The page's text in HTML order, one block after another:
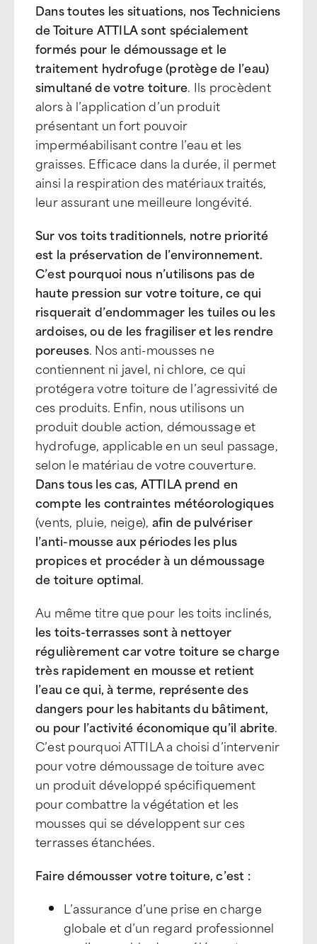
Dans toutes les situations, nos Techniciens
de Toiture ATTILA sont spécialement
formés pour le démoussage et le
traitement hydrofuge (protège de l’eau)
simultané de votre toiture. Ils procèdent
alors à l’application d’un produit
présentant un fort pouvoir
imperméabilisant contre l’eau et les
graisses. Efficace dans la durée, il permet
ainsi la respiration des matériaux traités,
leur assurant une meilleure longévité.
Sur vos toits traditionnels, notre priorité
est la préservation de l’environnement.
C’est pourquoi nous n’utilisons pas de
haute pression sur votre toiture, ce qui
risquerait d’endommager les tuiles ou les
ardoises, ou de les fragiliser et les rendre
poreuses. Nos anti-mousses ne
contiennent ni javel, ni chlore, ce qui
protégera votre toiture de l’agressivité de
ces produits. Enfin, nous utilisons un
produit double action, démoussage et
hydrofuge, applicable en un seul passage,
selon le matériau de votre couverture.
Dans tous les cas, ATTILA prend en
compte les contraintes météorologiques
(vents, pluie, neige), afin de pulvériser
l’anti-mousse aux périodes les plus
propices et procéder à un démoussage
de toiture optimal.
Au même titre que pour les toits inclinés,
les toits-terrasses sont à nettoyer
régulièrement car votre toiture se charge
très rapidement en mousse et retient
l’eau ce qui, à terme, représente des
dangers pour les habitants du bâtiment,
ou pour l’activité économique qu’il abrite.
C’est pourquoi ATTILA a choisi d’intervenir
pour votre démoussage de toiture avec
un produit développé spécifiquement
pour combattre la végétation et les
mousses qui se développent sur ces
terrasses étanchées.
Faire démousser votre toiture, c’est :
L’assurance d’une prise en charge
globale et d’un regard professionnel